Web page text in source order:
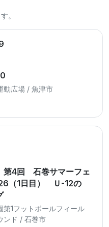
。
広場 / 魚津市
4回 石巻サマーフェ
（1日目） Ｕ-12の
第1フットボールフィール
ンド / 石巻市